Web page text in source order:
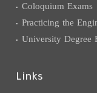
Coloquium Exams
Practicing the
University Degree
Links